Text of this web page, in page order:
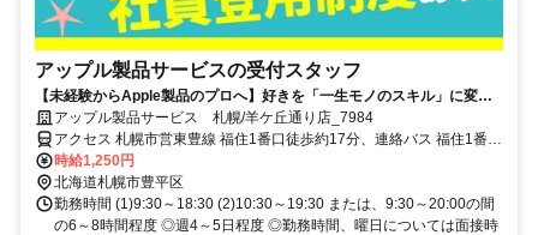
アップル製品サービスの受付スタッフ
【未経験からApple製品のプロへ】好きを「一生モノのスキル」に変え
る。賞与年2回・髪色自由・ネイル色自由・社割あり
アップル製品サービス 札幌/羊ケ丘通り店_7984
アクセス 札幌市営東豊線 福住1番口徒歩約17分、連絡バス 福住1番口
徒歩約17分、札幌市営東豊線 月寒中央4番口徒歩約23分 札幌市営地
下鉄東豊線「福住駅」徒歩20分
時給1,250円
北海道札幌市豊平区
勤務時間 (1)9:30～18:30 (2)10:30～19:30 または、9:30～20:00の間
の6～8時間程度 ◎週4～5日程度 ◎勤務時間、曜日については面接時